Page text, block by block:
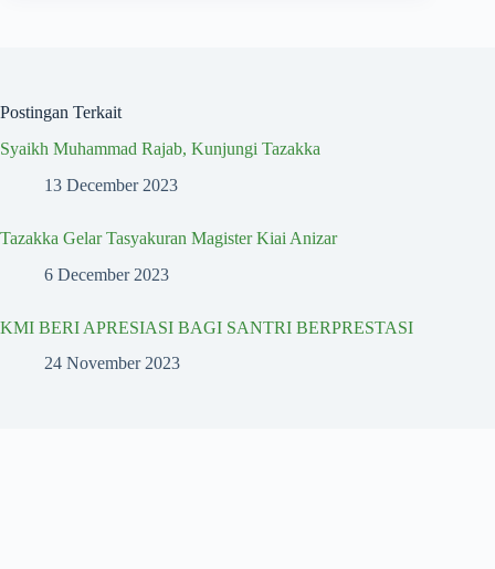
Postingan Terkait
Syaikh Muhammad Rajab, Kunjungi Tazakka
13 December 2023
Tazakka Gelar Tasyakuran Magister Kiai Anizar
6 December 2023
KMI BERI APRESIASI BAGI SANTRI BERPRESTASI
24 November 2023